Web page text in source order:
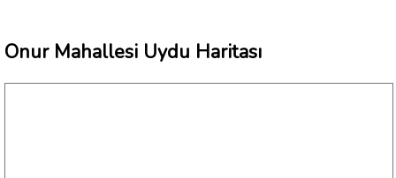
Onur Mahallesi Uydu Haritası